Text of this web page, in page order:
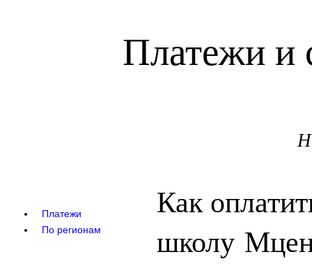
Платежи и
Платежи
По регионам
Как
школу